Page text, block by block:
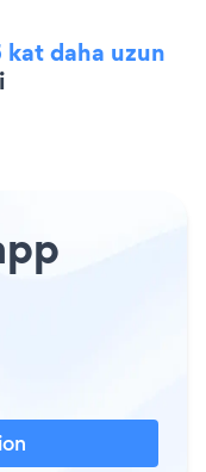
kat daha uzun